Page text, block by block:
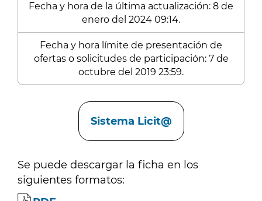
Fecha y hora de la última actualización: 8 de
enero del 2024 09:14.
Fecha y hora límite de presentación de
ofertas o solicitudes de participación: 7 de
octubre del 2019 23:59.
Sistema Licit@
Se puede descargar la ficha en los
siguientes formatos: